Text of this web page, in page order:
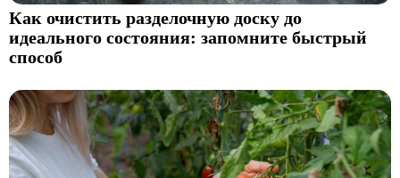
Как очистить разделочную доску до
идеального состояния: запомните быстрый
способ